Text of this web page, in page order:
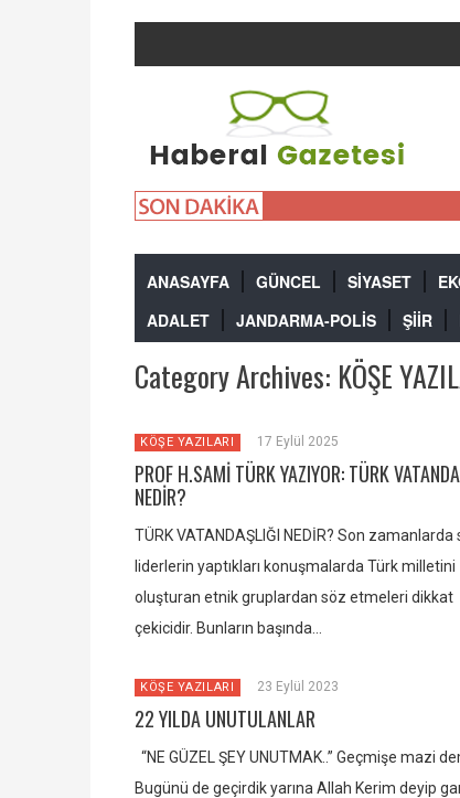
ANASAYFA GÜNCEL SİYASET
ADALET
JANDARMA-POLİS ŞİİR
Category Archives: KÖŞE
KÖŞE YAZILARI 17 Eylül 2025
PROF H.SAMİ TÜRK YAZIYOR: TÜRK
NEDİR?
TÜRK VATANDAŞLIĞI NEDİR? Son zamanlarda
liderlerin yaptıkları konuşmalarda Türk milletini
oluşturan etnik gruplardan söz etmeleri dikkat
çekicidir. Bunların başında…
KÖŞE YAZILARI 23 Eylül 2023
22 YILDA UNUTULANLAR
“NE GÜZEL ŞEY UNUTMAK..” Geçmişe mazi
Bugünü de geçirdik yarına Allah Kerim deyip